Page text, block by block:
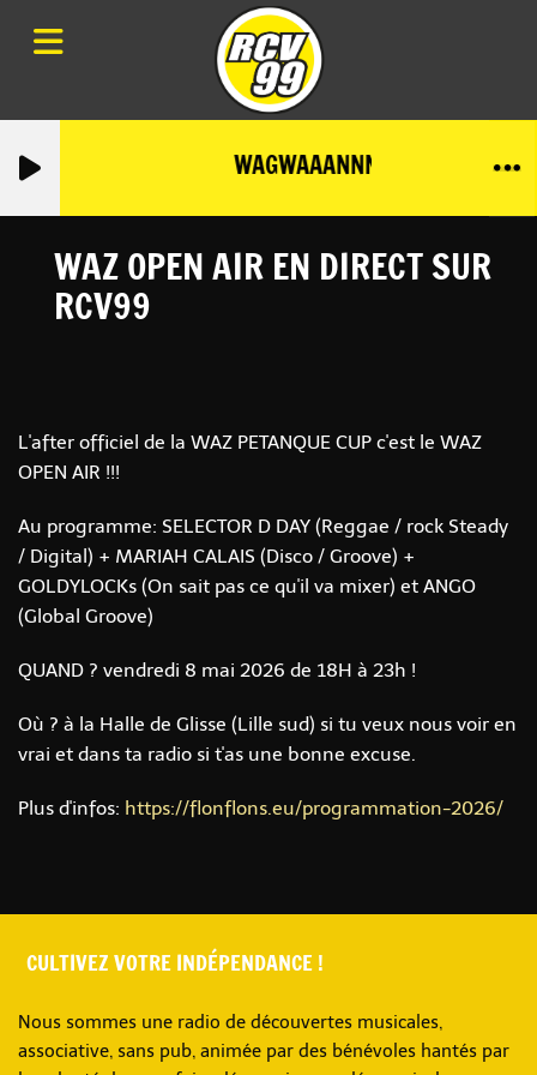
WAGWAAANNN-MIXTAPE-8-
WAZ OPEN AIR EN DIRECT SUR
RCV99
L'after officiel de la WAZ PETANQUE CUP c'est le WAZ
OPEN AIR !!!
Au programme: SELECTOR D DAY (Reggae / rock Steady
/ Digital) + MARIAH CALAIS (Disco / Groove) +
GOLDYLOCKs (On sait pas ce qu'il va mixer) et ANGO
(Global Groove)
QUAND ? vendredi 8 mai 2026 de 18H à 23h !
Où ? à la Halle de Glisse (Lille sud) si tu veux nous voir en
vrai et dans ta radio si t'as une bonne excuse.
Plus d'infos: https://flonflons.eu/programmation-2026/
CULTIVEZ VOTRE INDÉPENDANCE !
Nous sommes une radio de découvertes musicales,
associative, sans pub, animée par des bénévoles hantés par